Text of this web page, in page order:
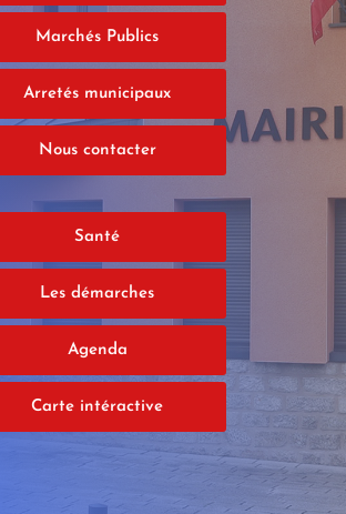
Marchés Publics
Arretés municipaux
Nous contacter
Santé
Les démarches
Agenda
Carte intéractive